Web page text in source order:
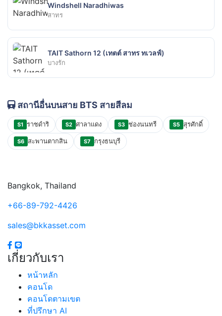
Windshell Naradhiwas
สาทร
TAIT Sathorn 12 (เทตต์ สาทร ทเวลฟ์)
บางรัก
สถานีอื่นบนสาย BTS สายสีลม
S1 ราชดำริ S2 ศาลาแดง S3 ช่องนนทรี S5 สุรศักดิ์
S6 สะพานตากสิน S7 กรุงธนบุรี
Bangkok, Thailand
+66-89-792-4426
sales@bkkasset.com
เกี่ยวกับเรา
หน้าหลัก
คอนโด
คอนโดตามเขต
ที่ปรึกษา AI